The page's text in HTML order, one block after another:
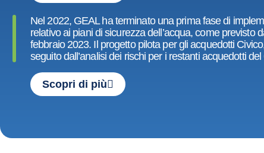
Nel 2022, GEAL ha terminato una prima fase di
relativo ai piani di sicurezza dell’acqua, come previsto
febbraio 2023. Il progetto pilota per gli acquedotti
seguito dall’analisi dei rischi per i restanti acquedotti
Scopri di più